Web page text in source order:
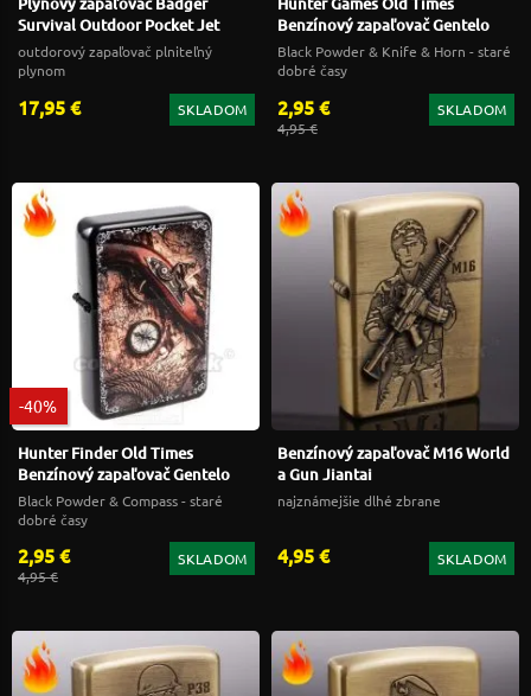
Survival Outdoor Pocket Jet
outdorový zapaľovač plniteľný
plynom
17,95 € SKLADOM
Benzínový zapaľovač Gentelo
Black Powder & Knife & Horn - staré
dobré časy
2,95 €
4,95 €
SKLADOM
-40%
Hunter Finder Old Times
Benzínový zapaľovač Gentelo
Black Powder & Compass - staré
dobré časy
2,95 €
4,95 €
SKLADOM
Benzínový zapaľovač M16 World
a Gun Jiantai
najznámejšie dlhé zbrane
4,95 € SKLADOM